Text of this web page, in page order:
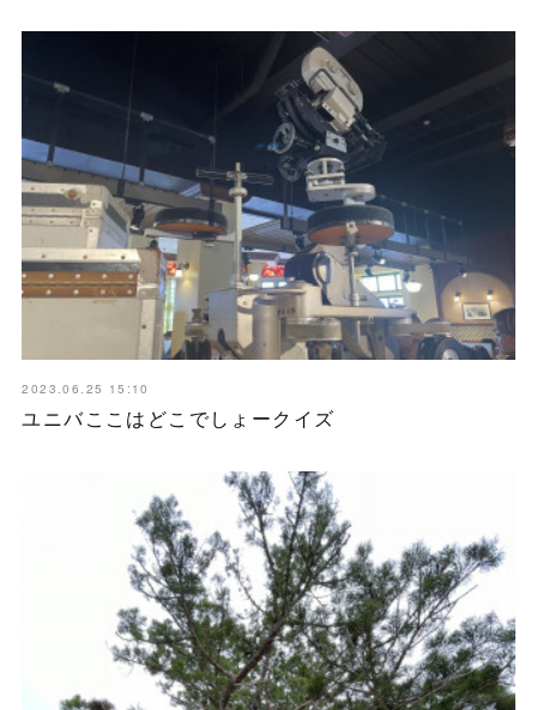
2023.06.25 15:10
ユニバここはどこでしょークイズ